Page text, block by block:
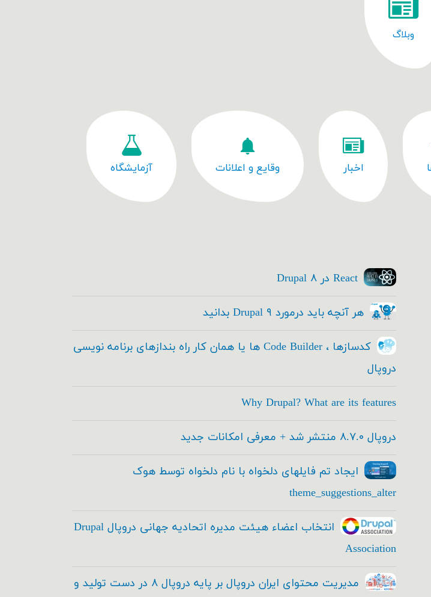
وبلاگ
اخبار وقایع و اعلانات آزمایشگاه
React در Drupal ۸
هر آنچه باید درمورد Drupal ۹ بدانید
کدسازها ، Code Builder ها یا همان کار راه بندازهای برنامه نویسی
دروپال
Why Drupal? What are its features
دروپال ۸.۷.۰ منتشر شد + معرفی امکانات جدید
ایجاد تم فایلهای دلخواه با نام دلخواه توسط هوک
theme_suggestions_alter
انتخاب اعضاء هیئت مدیره اتحادیه جهانی دروپال Drupal
Association
مدیریت محتوای ایران دروپال بر پایه دروپال ۸ در دست تولید و